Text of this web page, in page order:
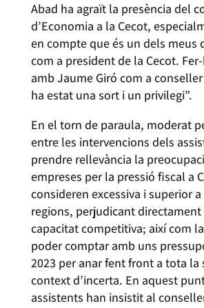
Abad ha agraït la presència del
d’Economia a la Cecot,
en compte que és un dels meus
com a president de la Cecot.
amb Jaume Giró com a
ha estat una sort i un privilegi”.
En el torn de paraula, moderat
entre les intervencions dels
prendre rellevància la
empreses per la pressió fiscal a
consideren excessiva i superior a
regions, perjudicant directament
capacitat competitiva; així com
poder comptar amb uns
2023 per anar fent front a tota la
context d’incerta. En aquest
assistents han insistit al